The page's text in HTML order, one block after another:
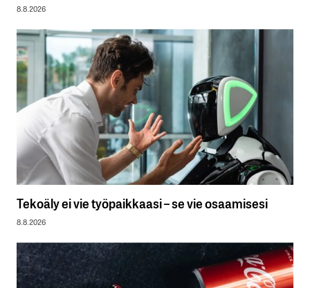
8.8.2026
Tekoäly ei vie työpaikkaasi – se vie osaamisesi
8.8.2026